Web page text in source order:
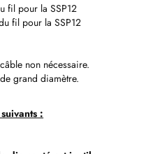
fil pour la SSP12
fil pour la SSP12
non nécessaire.
grand diamètre.
: